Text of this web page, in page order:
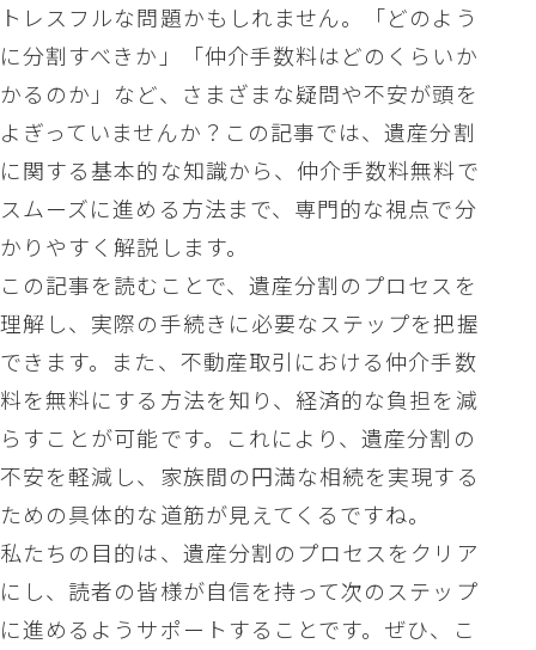
トレスフルな問題かもしれません。「どのよう
に分割すべきか」「仲介手数料はどのくらいか
かるのか」など、さまざまな疑問や不安が頭を
よぎっていませんか？この記事では、遺産分割
に関する基本的な知識から、仲介手数料無料で
スムーズに進める方法まで、専門的な視点で分
かりやすく解説します。
この記事を読むことで、遺産分割のプロセスを
理解し、実際の手続きに必要なステップを把握
できます。また、不動産取引における仲介手数
料を無料にする方法を知り、経済的な負担を減
らすことが可能です。これにより、遺産分割の
不安を軽減し、家族間の円満な相続を実現する
ための具体的な道筋が見えてくるですね。
私たちの目的は、遺産分割のプロセスをクリア
にし、読者の皆様が自信を持って次のステップ
に進めるようサポートすることです。ぜひ、こ